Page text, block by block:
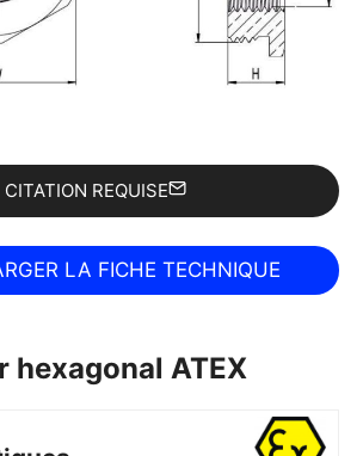
CITATION REQUISE
hexagonal ATEX